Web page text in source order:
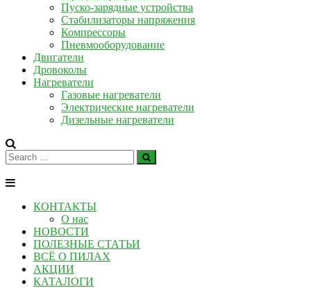
Пуско-зарядные устройства
Стабилизаторы напряжения
Компрессоры
Пневмооборудование
Двигатели
Дровоколы
Нагреватели
Газовые нагреватели
Электрические нагреватели
Дизельные нагреватели
КОНТАКТЫ
О нас
НОВОСТИ
ПОЛЕЗНЫЕ СТАТЬИ
ВСЁ О ПИЛАХ
АКЦИИ
КАТАЛОГИ